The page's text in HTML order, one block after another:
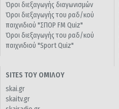
Όροι διεξαγωγής διαγωνισμών
Όροι διεξαγωγής του ραδ/κού
παιχνιδιού "ΣΠΟΡ FM Quiz"
Όροι διεξαγωγής του ραδ/κού
παιχνιδιού "Sport Quiz"
SITES ΤΟΥ ΟΜΙΛΟΥ
skai.gr
skaitv.gr